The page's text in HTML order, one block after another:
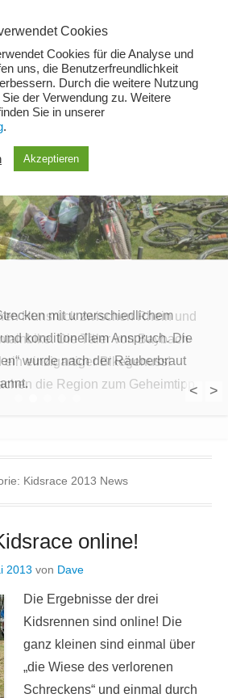
mit unterschiedlichem
konditionellem Anspruch. Die
wurde nach der Räuberbraut
Hunsrück zwischen Rhein und
Die Täler von Baybach-
ein einzigartiger Bikegenuss!
die Region zum Geheimtipp< >
Kidsrace 2013 News
online!
2013 von Dave
Die Ergebnisse der drei
Kidsrennen sind online! Die
ganz kleinen sind einmal über
„die Wiese des verlorenen
Schreckens“ und einmal durch
Cookies
Cookies für die Analyse und
uns, die Benutzerfreundlichkeit
Durch die weitere Nutzung
der Verwendung zu. Weitere
Sie in unserer
.
Akzeptieren